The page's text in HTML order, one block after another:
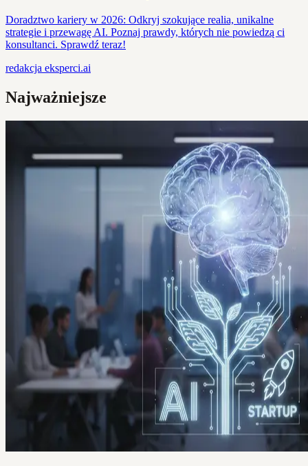
Doradztwo kariery w 2026: Odkryj szokujące realia, unikalne
strategie i przewagę AI. Poznaj prawdy, których nie powiedzą ci
konsultanci. Sprawdź teraz!
redakcja eksperci.ai
Najważniejsze